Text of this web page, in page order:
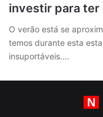
investir para ter
O verão está se
temos durante esta
insuportáveis.…
N